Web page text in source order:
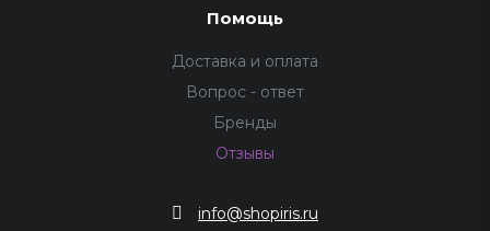
Помощь
Доставка и оплата
Вопрос - ответ
Бренды
Отзывы
info@shopiris.ru